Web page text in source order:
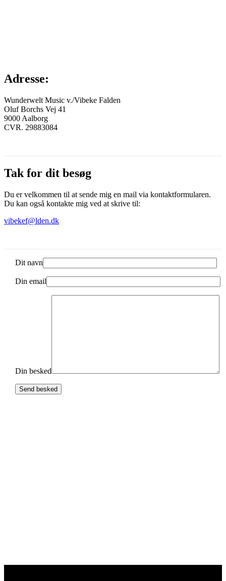
Adresse:
Wunderwelt Music v./Vibeke Falden
Oluf Borchs Vej 41
9000 Aalborg
CVR. 29883084
Tak for dit besøg
Du er velkommen til at sende mig en mail via kontaktformularen.
Du kan også kontakte mig ved at skrive til:
vibekef@lden.dk
Dit navn
Din email
Din besked